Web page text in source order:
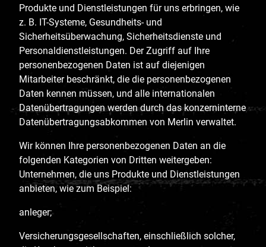
Produkte und Dienstleistungen für uns erbringen, wie
z. B. IT-Systeme, Gesundheits- und
Sicherheitsüberwachung, Sicherheitsdienste und
Personaldienstleistungen. Der Zugriff auf Ihre
personenbezogenen Daten ist auf diejenigen
Mitarbeiter beschränkt, die die personenbezogenen
Daten kennen müssen, und alle internationalen
Datenübertragungen werden durch das konzerninterne
Datenübertragungsabkommen von Merlin verwaltet.
Wir können Ihre personenbezogenen Daten an die
folgenden Kategorien von Dritten weitergeben:
Unternehmen, die uns Produkte und Dienstleistungen
anbieten, wie zum Beispiel:
anleger;
Versicherungsgesellschaften, einschließlich solcher,